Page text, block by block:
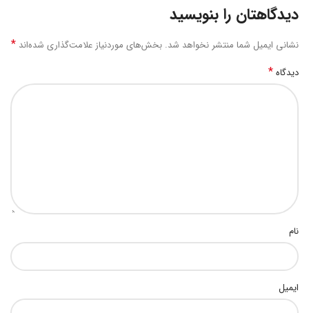
دیدگاهتان را بنویسید
نشانی ایمیل شما منتشر نخواهد شد. بخش‌های موردنیاز علامت‌گذاری شده‌اند *
دیدگاه*
نام
ایمیل